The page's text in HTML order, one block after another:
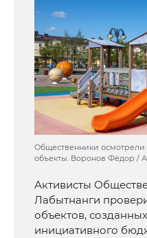
Общественники осмотрели
объекты. Воронов Фёдор /
Активисты
Лабытнанги
объектов,
инициативного